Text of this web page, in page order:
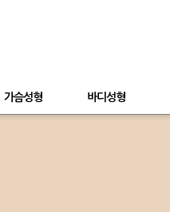
가슴성형 바디성형